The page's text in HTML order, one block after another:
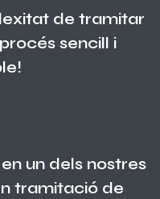
de tramitar
sencill i
un dels nostres
tramitació de